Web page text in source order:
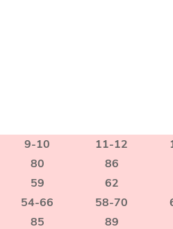
9-10 11-12
80 86
59 62
54-66 58-70
85 89